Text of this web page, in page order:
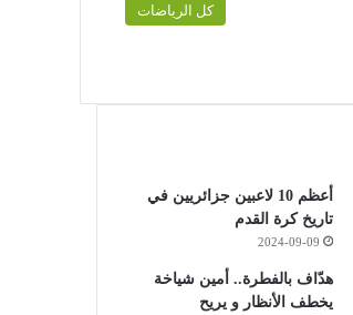
كل الرياضات
أعظم 10 لاعبين جزائريين في
تاريخ كرة القدم
2024-09-09
هدّاف بالفطرة.. أمين شياخة
يخطف الأنظار و يريح